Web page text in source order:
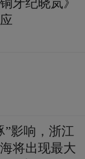
第一。伊
界杯就差临
牙纪晓岚》
”影响，浙江
将出现最大